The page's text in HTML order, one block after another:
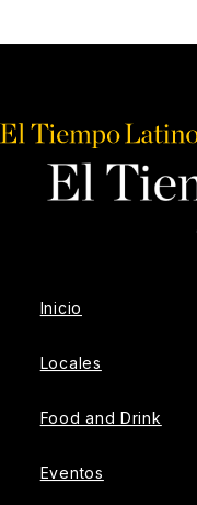
Inicio
Locales
Food and Drink
Eventos